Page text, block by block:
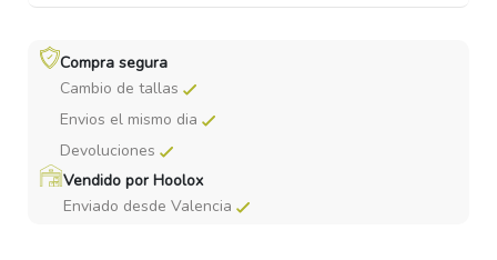
Compra segura
Cambio de tallas
Envios el mismo dia
Devoluciones
Vendido por Hoolox
Enviado desde Valencia